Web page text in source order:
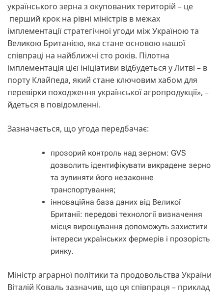
українського зерна з окупованих територій – це
перший крок на рівні міністрів в межах
імплементації стратегічної угоди між Україною та
Великою Британією, яка стане основою нашої
співпраці на найближчі сто років. Пілотна
імплементація цієї ініціативи відбудеться у Литві – в
порту Клайпеда, який стане ключовим хабом для
перевірки походження української агропродукції», –
йдеться в повідомленні.
Зазначається, що угода передбачає:
прозорий контроль над зерном: GVS
дозволить ідентифікувати викрадене зерно
та зупиняти його незаконне
транспортування;
інноваційна база даних від Великої
Британії: передові технології визначення
місця вирощування допоможуть захистити
інтереси українських фермерів і прозорість
ринку.
Міністр аграрної політики та продовольства України
Віталій Коваль зазначив, що ця співпраця – приклад